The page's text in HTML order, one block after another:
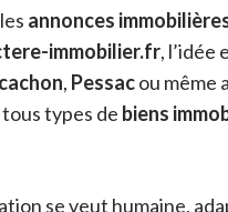
annonces
immobilier.fr, l’idée
, Pessacou même
types de biens
se veut humaine,